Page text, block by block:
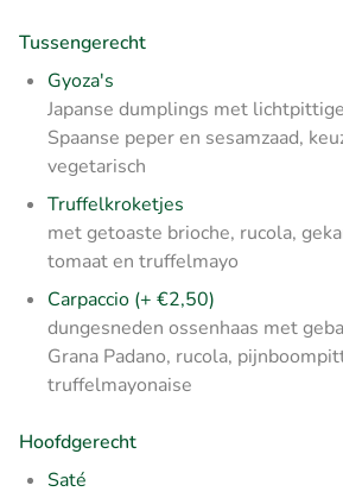
Tussengerecht
Gyoza's
Japanse dumplings met
Spaanse peper en sesamzaad,
vegetarisch
Truffelkroketjes
met getoaste brioche, rucola,
tomaat en truffelmayo
Carpaccio (+ €2,50)
dungesneden ossenhaas met
Grana Padano, rucola,
truffelmayonaise
Hoofdgerecht
Saté